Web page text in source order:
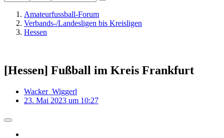
Amateurfussball-Forum
Verbands-/Landesligen bis Kreisligen
Hessen
[Hessen] Fußball im Kreis Frankfurt
Wacker_Wiggerl
23. Mai 2023 um 10:27